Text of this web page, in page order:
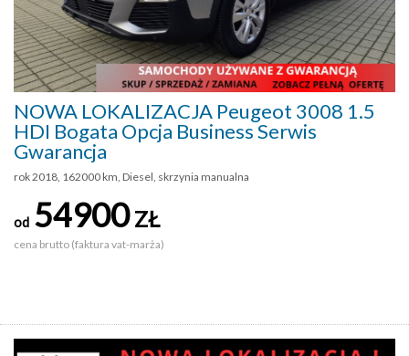
NOWA LOKALIZACJA Peugeot 3008 1.5
HDI Bogata Opcja Business Serwis
Gwarancja
rok 2018, 162000 km, Diesel, skrzynia manualna
od 54900ZŁ
cena brutto (faktura vat-marża)